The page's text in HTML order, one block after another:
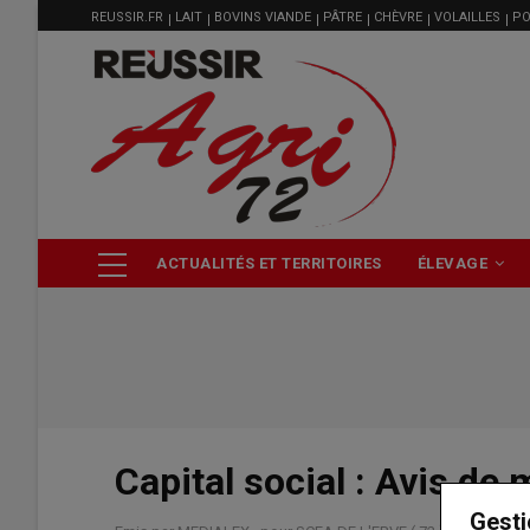
MENU
FILIÈRE
REUSSIR.FR LAIT BOVINS VIANDE PÂTRE CHÈVRE VOLAILLES
PRINCIPALEACTUALITÉS ET TERRITOIRES ÉLEVAGE
Capital social : Avis de